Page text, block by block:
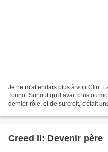
Je ne m'attendais plus à voir Clint
Torino. Surtout qu'il avait plus ou
dernier rôle, et de surcroit, c'était
Creed II: Devenir père